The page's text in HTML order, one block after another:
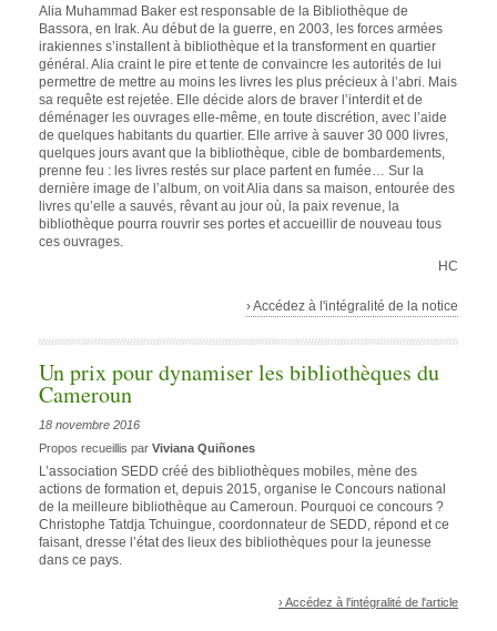
Alia Muhammad Baker est responsable de la Bibliothèque de
Bassora, en Irak. Au début de la guerre, en 2003, les forces armées
irakiennes s’installent à bibliothèque et la transforment en quartier
général. Alia craint le pire et tente de convaincre les autorités de lui
permettre de mettre au moins les livres les plus précieux à l’abri. Mais
sa requête est rejetée. Elle décide alors de braver l’interdit et de
déménager les ouvrages elle-même, en toute discrétion, avec l’aide
de quelques habitants du quartier. Elle arrive à sauver 30 000 livres,
quelques jours avant que la bibliothèque, cible de bombardements,
prenne feu : les livres restés sur place partent en fumée… Sur la
dernière image de l’album, on voit Alia dans sa maison, entourée des
livres qu’elle a sauvés, rêvant au jour où, la paix revenue, la
bibliothèque pourra rouvrir ses portes et accueillir de nouveau tous
ces ouvrages.
HC
› Accédez à l'intégralité de la notice
Un prix pour dynamiser les bibliothèques du
Cameroun
18 novembre 2016
Propos recueillis par Viviana Quiñones
L’association SEDD créé des bibliothèques mobiles, mène des
actions de formation et, depuis 2015, organise le Concours national
de la meilleure bibliothèque au Cameroun. Pourquoi ce concours ?
Christophe Tatdja Tchuingue, coordonnateur de SEDD, répond et ce
faisant, dresse l’état des lieux des bibliothèques pour la jeunesse
dans ce pays.
› Accédez à l'intégralité de l'article